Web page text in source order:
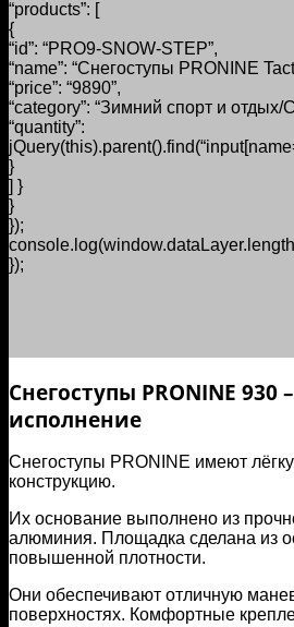
“products”: [
{
“id”: “PRO9-SNOW-STEP”,
“name”: “Снегоступы PRONINE
“price”: “9890”,
“category”: “Зимний спорт и отдых/
“quantity”:
}
] }
}
});
});
PRONINE
930
Black/white
Снегоступы PRONINE
исполнение
Снегоступы PRONINE имеют
конструкцию.
Их основание выполнено из
алюминия. Площадка сделана из
повышенной плотности.
Они обеспечивают отличную
поверхностях. Комфортные